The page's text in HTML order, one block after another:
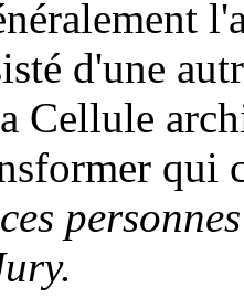
d'une
Cellule
qui